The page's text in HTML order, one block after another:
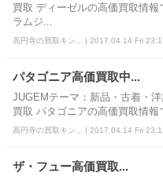
買取 ディーゼルの高価買取情
ラムジ...
高円寺の買取キン... | 2017.04.14 Fri
パタゴニア高価買取中...
JUGEMテーマ：新品・古着・
買取 パタゴニアの高価買取情
高円寺の買取キン... | 2017.04.14 Fri
ザ・フュー高価買取...